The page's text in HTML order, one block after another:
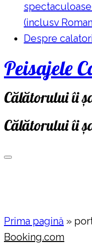
(inclusv
Despre
Peisajele
Călătorului îi
Călătorului îi
Prima pagină »
Booking.com